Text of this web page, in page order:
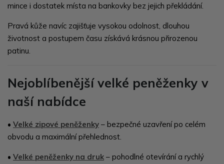
mince i dostatek místa na bankovky bez jejich překládání.
Pravá kůže navíc zajišťuje vysokou odolnost, dlouhou
životnost a postupem času získává krásnou přirozenou
patinu.
Nejoblíbenější velké peněženky v
naší nabídce
• Velké zipové peněženky – bezpečné uzavření po celém
obvodu a maximální přehlednost.
• Velké peněženky na druk – pohodlné otevírání a rychlý